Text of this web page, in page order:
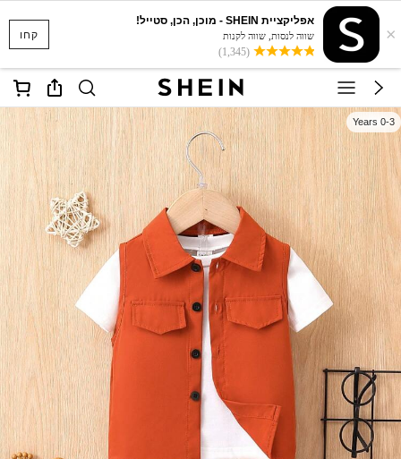
קחו ×
אפליקציית SHEIN - מוכן, הכן, סטייל!
שווה לנסות, שווה לקנות
(1,345)
0-3 Years